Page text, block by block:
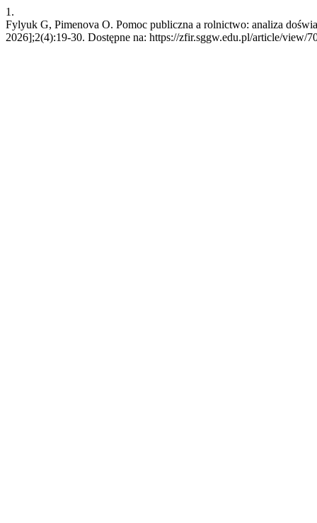
1.
Fylyuk G, Pimenova O. Pomoc publiczna a rolnictwo: analiza
2026];2(4):19-30. Dostępne na: https://zfir.sggw.edu.pl/article/view/